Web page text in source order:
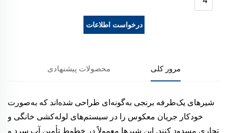
درخواست اطلاعات
مرور کلی محصولات پیشنهادی
شیرهای یک‌طرفه برنجی به‌گونه‌ای طراحی شده‌اند که به‌صورت
خودکار جریان معکوس را در سیستم‌های لوله‌کشی خانگی و
تجاری مسدود کنند. این شیرها معمولاً در خطوط تأمین آب سرد و